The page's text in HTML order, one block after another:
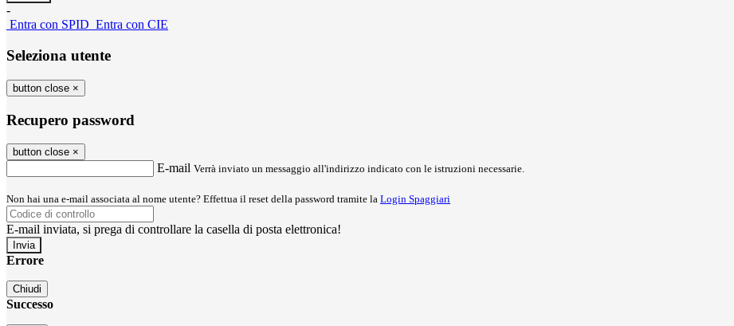
-
Entra con SPID Entra con CIE
Seleziona utente
button close ×
Recupero password
button close ×
E-mail Verrà inviato un messaggio all'indirizzo indicato con le istruzioni necessarie.
Non hai una e-mail associata al nome utente? Effettua il reset della password tramite la Login Spaggiari
E-mail inviata, si prega di controllare la casella di posta elettronica!
Errore
Chiudi
Successo